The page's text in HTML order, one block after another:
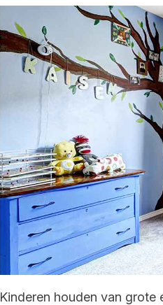
Kinderen houden van